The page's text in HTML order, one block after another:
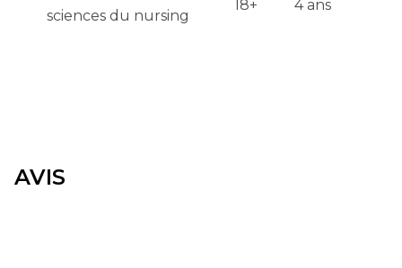
sciences du nursing
18+ 4 ans
AVIS